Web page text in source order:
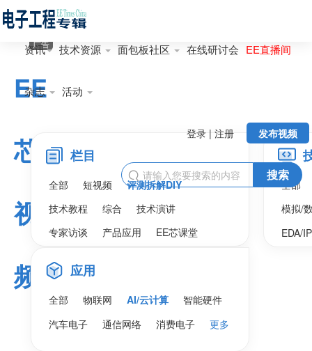
资讯 技术资源 面包板社区 在线研讨会 EE直播间
杂志 活动
发布视频
登录 | 注册
 搜索
EE
芯
视
频
广告
栏目
全部 短视频
评测拆解DIY
技术教程
综合
技术演讲
专家访谈
产品应用 EE芯课堂
全部
模拟/
EDA/
应用
全部 物联网 AI/云计算
智能硬件
汽车电子
通信网络 消费电子 更多